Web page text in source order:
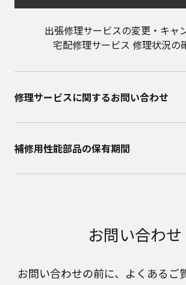
出張修理サービスの変更・キャ
宅配修理サービス 修理状況の
修理サービスに関するお問い合わせ​
補修用性能部品の保有期間​
お問い合わせ
お問い合わせの前に、よくあるご